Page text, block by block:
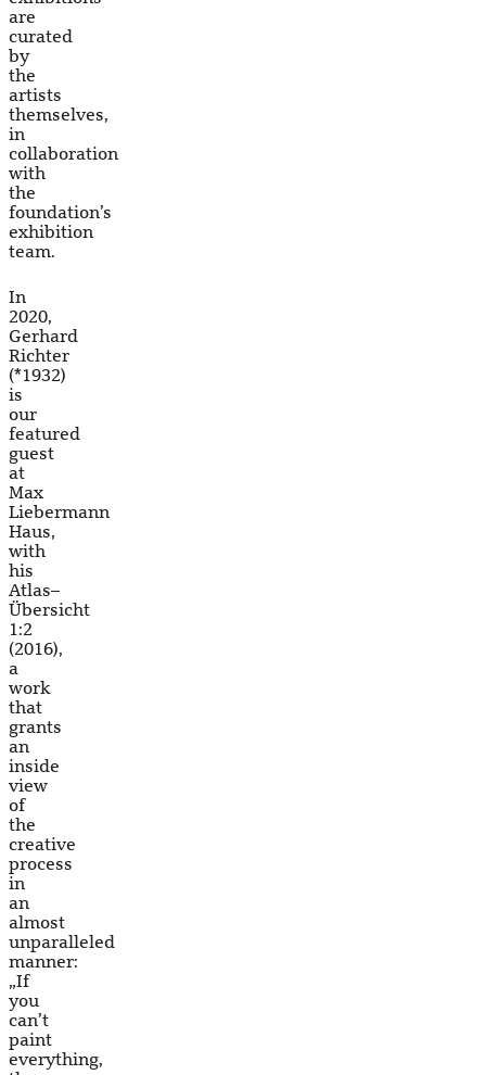
are
curated
by
the
artists
themselves,
in
collaboration
with
the
foundation’s
exhibition
team.
In
2020,
Gerhard
Richter
(*1932)
is
our
featured
guest
at
Max
Liebermann
Haus,
with
his
Atlas–
Übersicht
1:2
(2016),
a
work
that
grants
an
inside
view
of
the
creative
process
in
an
almost
unparalleled
manner:
„If
you
can’t
paint
everything,